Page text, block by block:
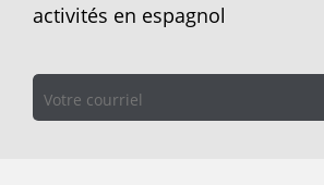
activités en espagnol